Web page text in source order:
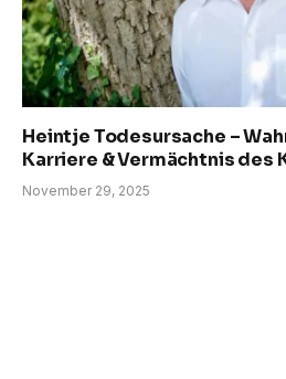
Heintje Todesursache –
Karriere & Vermächtnis des
November 29, 2025